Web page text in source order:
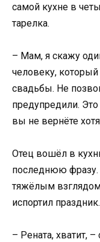
самой кухне в
тарелка.
– Мам, я скажу
человеку,
свадьбы. Не
предупредили.
вы не вернёте
Отец вошёл в
последнюю
тяжёлым
испортил праздник.
– Рената, хватит,